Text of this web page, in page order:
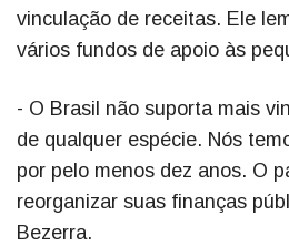
vinculação de receitas. Ele
vários fundos de apoio às
- O Brasil não suporta mais
de qualquer espécie. Nós
por pelo menos dez anos. O
reorganizar suas finanças
Bezerra.